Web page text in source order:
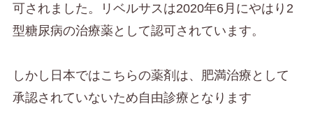
可されました。リベルサスは2020年6月にやはり2
型糖尿病の治療薬として認可されています。
しかし日本ではこちらの薬剤は、肥満治療として
承認されていないため自由診療となります